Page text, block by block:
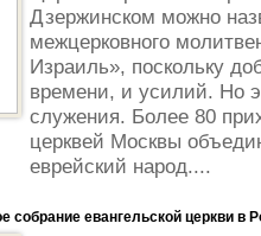
Дзержинском можно
межцерковного
Израиль», поскольку
времени, и усилий. Но
служения. Более 80
церквей Москвы
еврейский народ....
собрание евангельской церкви в